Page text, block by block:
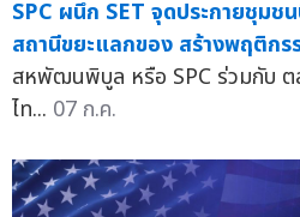
SPC ผนึก SET จุดประกายชุมช
สถานีขยะแลกของ สร้างพฤติกร
สหพัฒนพิบูล หรือ SPC ร่วมกับ ต
ไท... 07 ก.ค.